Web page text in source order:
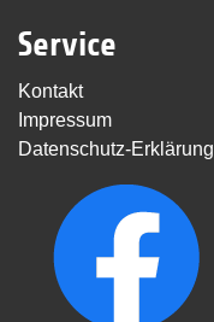
Service
Kontakt
Impressum
Datenschutz-Erklärung